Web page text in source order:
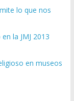
lo que nos
la JMJ 2013
en museos